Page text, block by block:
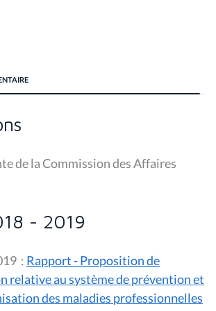
Suppléante de la Commission des Affaires
- 2019
: Rapport - Proposition de
relative au système de prévention et
des maladies professionnelles